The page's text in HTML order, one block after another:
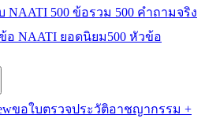
NAATI 500 ข้อรวม 500 คำถามจริง
อ NAATI ยอดนิยม500 หัวข้อ
ขอใบตรวจประวัติอาชญากรรม +